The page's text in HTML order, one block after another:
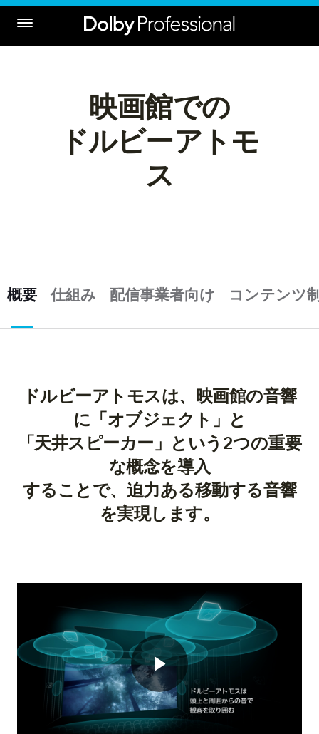
映画館での
ドルビーアトモ
ス
概要 仕組み 配信事業者向け コンテンツ
ドルビーアトモスは、映画館の音響
に「オブジェクト」と
「天井スピーカー」という2つの重要
な概念を導入
することで、迫力ある移動する音響
を実現します。